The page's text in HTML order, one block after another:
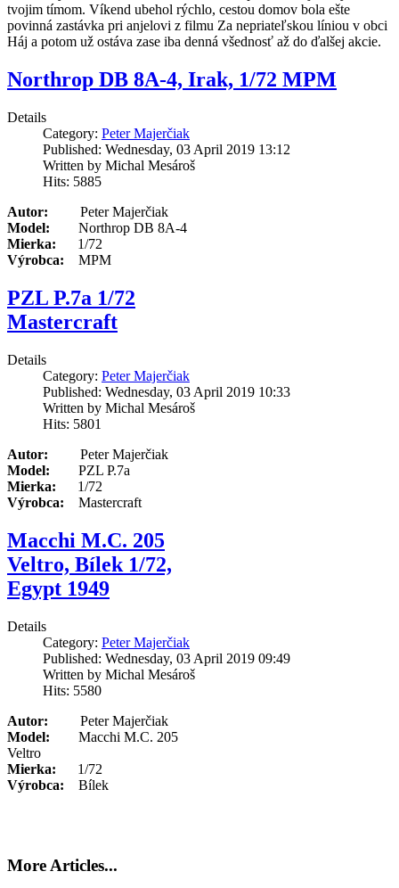
tvojim tímom. Víkend ubehol rýchlo, cestou domov bola ešte
povinná zastávka pri anjelovi z filmu Za nepriateľskou líniou v obci
Háj a potom už ostáva zase iba denná všednosť až do ďalšej akcie.
Northrop DB 8A-4, Irak, 1/72 MPM
Details
Category: Peter Majerčiak
Published: Wednesday, 03 April 2019 13:12
Written by Michal Mesároš
Hits: 5885
Autor:
Peter Majerčiak
Model:
Northrop DB 8A-4
Mierka:
1/72
Výrobca: MPM
PZL P.7a 1/72
Mastercraft
Details
Category: Peter Majerčiak
Published: Wednesday, 03 April 2019 10:33
Written by Michal Mesároš
Hits: 5801
Autor:
Peter Majerčiak
Model:
PZL P.7a
Mierka:
1/72
Výrobca: Mastercraft
Macchi M.C. 205
Veltro, Bílek 1/72,
Egypt 1949
Details
Category: Peter Majerčiak
Published: Wednesday, 03 April 2019 09:49
Written by Michal Mesároš
Hits: 5580
Autor:
Peter Majerčiak
Model:
Macchi M.C. 205
Veltro
Mierka:
1/72
Výrobca: Bílek
More Articles...